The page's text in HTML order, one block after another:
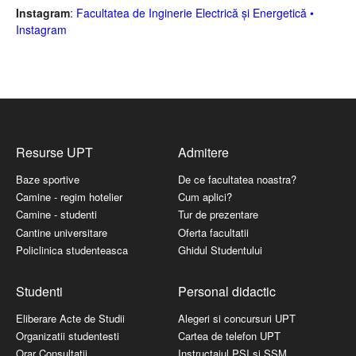
Instagram: Facultatea de Inginerie Electrică și Energetică •
Instagram
Resurse UPT
Baze sportive
Camine - regim hotelier
Camine - studenti
Cantine universitare
Policlinica studenteasca
Admitere
De ce facultatea noastra?
Cum aplici?
Tur de prezentare
Oferta facultatii
Ghidul Studentului
Studenti
Eliberare Acte de Studii
Organizatii studentesti
Personal didactic
Alegeri si concursuri UPT
Cartea de telefon UPT